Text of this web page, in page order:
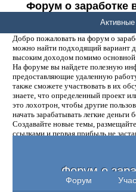
Форум о заработке
Добро пожаловать на форум о
можно найти подходящий вариант
высоким доходом помимо основной
На форуме вы найдете полезную
предоставляющие удаленную
также сможете участвовать в их
знаете, что определенный проект
это лохотрон, чтобы другие
начать зарабатывать легкие
Создавайте новые темы,
ссылками и первая прибыль не
Форум о
Форум